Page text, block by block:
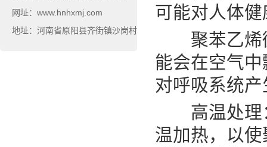
网址：www.hnhxmj.com
地址：河南省原阳县齐街镇沙岗村
可能对人体
聚苯乙烯微
能会在空气
对呼吸系统
高温处理：
温加热，以